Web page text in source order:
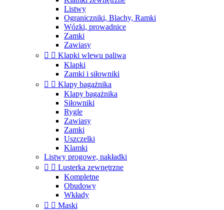
Listwy
Ograniczniki, Blachy, Ramki
Wózki, prowadnice
Zamki
Zawiasy
  Klapki wlewu paliwa
Klapki
Zamki i siłowniki
  Klapy bagażnika
Klapy bagażnika
Siłowniki
Rygle
Zawiasy
Zamki
Uszczelki
Klamki
Listwy progowe, nakładki
  Lusterka zewnętrzne
Kompletne
Obudowy
Wkłady
  Maski